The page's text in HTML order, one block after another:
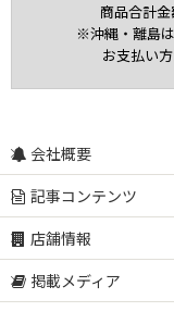
商品合計
※沖縄・離島
お支払い
会社概要
記事コンテンツ
店舗情報
掲載メディア